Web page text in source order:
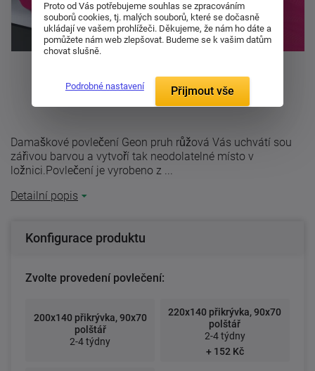
Damaškové povlečení Geon pruh růžová Vás uchvátí sou
zářivou barvou a vytvoří tak neodolatelné místo v
ložnici.Povlečení je vyrobeno z ...
Detailní popis
Konfigurace produktu
Zvolte provedení povlečení:
200x140 přikrývka, 90x70
polštář
2-4 týdny
220x140 přikrývka, 90x70
polštář
2-4 týdny
+ 152 Kč
Proto od Vás potřebujeme souhlas se zpracováním
souborů cookies, tj. malých souborů, které se dočasně
ukládají ve vašem prohlížeči. Děkujeme, že nám ho dáte a
pomůžete nám web zlepšovat. Budeme se k vašim datům
chovat slušně.
Podrobné nastavení Přijmout vše